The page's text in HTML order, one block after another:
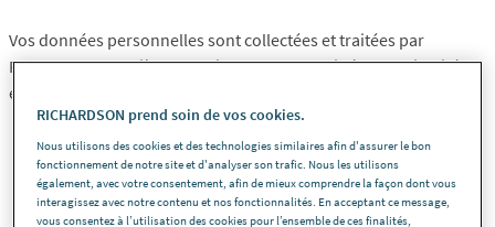
Vos données personnelles sont collectées et traitées par
RICHARDSON Matières Plastiques pour les différentes finalités
exposées ci-dessous tenant à 2 catégories de motivation :
Les finalités inhérentes à notre intérêt légitime
d’amélioration et de développement de l’activité
RICHARDSON Matières Plastiques
Effectuer des enquêtes de satisfaction,
RICHARDSON prend soin de vos cookies.
Nous utilisons des cookies et des technologies similaires afin d'assurer le bon
fonctionnement de notre site et d'analyser son trafic. Nous les utilisons
également, avec votre consentement, afin de mieux comprendre la façon dont vous
interagissez avec notre contenu et nos fonctionnalités. En acceptant ce message,
vous consentez à l’utilisation des cookies pour l’ensemble de ces finalités,